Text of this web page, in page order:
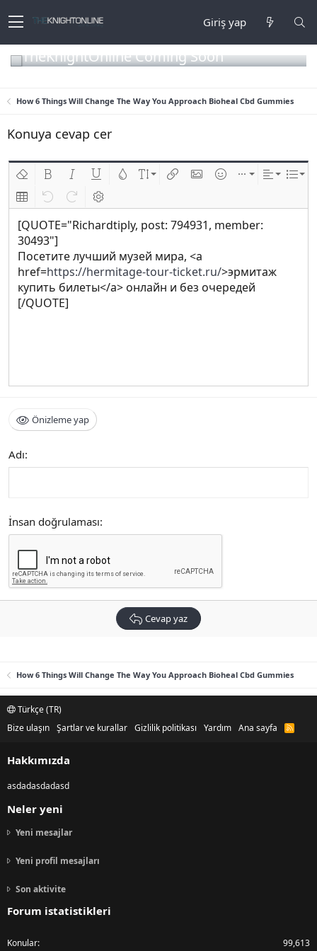
Giriş yap
TheKnightOnline Coming Soon
How 6 Things Will Change The Way You Approach Bioheal Cbd Gummies
Konuya cevap cer
Biçimlendirmeyi kaldır
Kalın Yatık Altını çiz
[QUOTE="Richardtiply, post: 794931, member:
30493"]
Посетите лучший музей мира, <a
href=https://hermitage-tour-ticket.ru/>эрмитаж
купить билеты</a> онлайн и без очередей
[/QUOTE]
Önizleme yap
Adı
İnsan doğrulaması
Cevap yaz
How 6 Things Will Change The Way You Approach Bioheal Cbd Gummies
Türkçe (TR)
Bize ulaşın Şartlar ve kurallar Gizlilik politikası Yardım Ana sayfa
R
Hakkımızda
asdadasdadasd
Neler yeni
Yeni mesajlar
Yeni profil mesajları
Son aktivite
Forum istatistikleri
Konular 99,613